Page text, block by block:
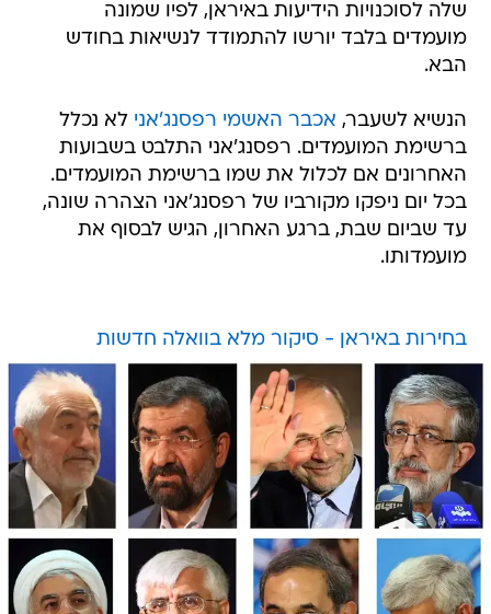
שלה לסוכנויות הידיעות באיראן, לפיו שמונה
מועמדים בלבד יורשו להתמודד לנשיאות בחודש
הבא.
הנשיא לשעבר, אכבר האשמי רפסנג'אני לא נכלל
ברשימת המועמדים. רפסנג'אני התלבט בשבועות
האחרונים אם לכלול את שמו ברשימת המועמדים.
בכל יום ניפקו מקורביו של רפסנג'אני הצהרה שונה,
עד שביום שבת, ברגע האחרון, הגיש לבסוף את
מועמדותו.
בחירות באיראן - סיקור מלא בוואלה חדשות